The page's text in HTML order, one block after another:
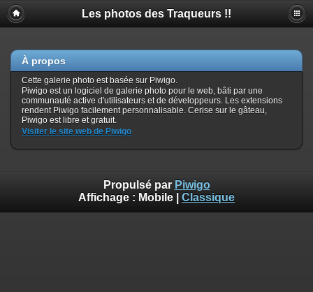
Les photos des Traqueurs !!
À propos
Cette galerie photo est basée sur Piwigo.
Piwigo est un logiciel de galerie photo pour le web, bâti par une
communauté active d'utilisateurs et de développeurs. Les extensions
rendent Piwigo facilement personnalisable. Cerise sur le gâteau,
Piwigo est libre et gratuit.
Visiter le site web de Piwigo
Propulsé par Piwigo
Affichage : Mobile Classique